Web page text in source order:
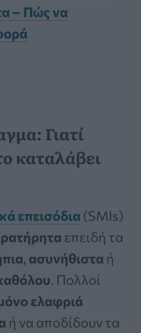
– Πώς να
Γιατί
καταλάβει
επεισόδια (SMIs)
επειδή τα
, ασυνήθιστα ή
. Πολλοί
ελαφριά
ή να αποδίδουν τα